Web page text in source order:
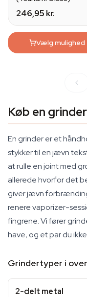
246,95 kr.
Vælg mulighed
Køb en
En grinder er et
stykker til en jævn
at rulle en joint med
allerede hvorfor det
giver jævn
renere vaporizer-
fingrene. Vi fører
have, og et par du
Grindertyper i
2-delt metal